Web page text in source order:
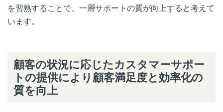
を習熟することで、一層サポートの質が向上すると考えて
います。
顧客の状況に応じたカスタマーサポー
トの提供により顧客満足度と効率化の
質を向上